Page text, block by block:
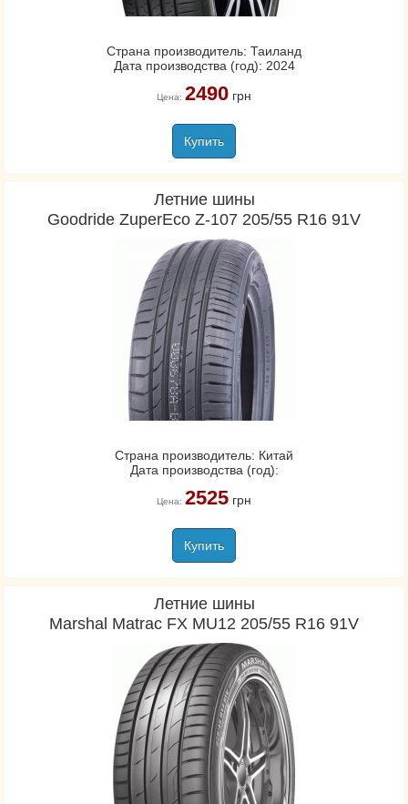
Страна производитель: Таиланд
Дата производства (год): 2024
Цена: 2490грн
Купить
Летние шины
Goodride ZuperEco Z-107 205/55 R16 91V
Страна производитель: Китай
Дата производства (год):
Цена: 2525грн
Купить
Летние шины
Marshal Matrac FX MU12 205/55 R16 91V